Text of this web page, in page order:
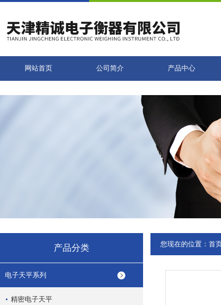
网站首页 公司简介 产品中心
产品分类
电子天平系列
精密电子天平
您现在的位置： 首